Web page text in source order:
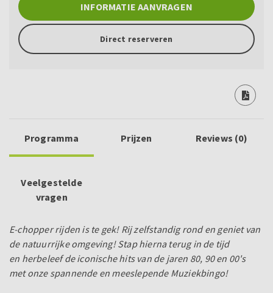
INFORMATIE AANVRAGEN
Direct reserveren
Programma Prijzen Reviews (0)
Veelgestelde
vragen
E-chopper rijden is te gek! Rij zelfstandig rond en geniet van
de natuurrijke omgeving! Stap hierna terug in de tijd
en herbeleef de iconische hits van de jaren 80, 90 en 00's
met onze spannende en meeslepende Muziekbingo!